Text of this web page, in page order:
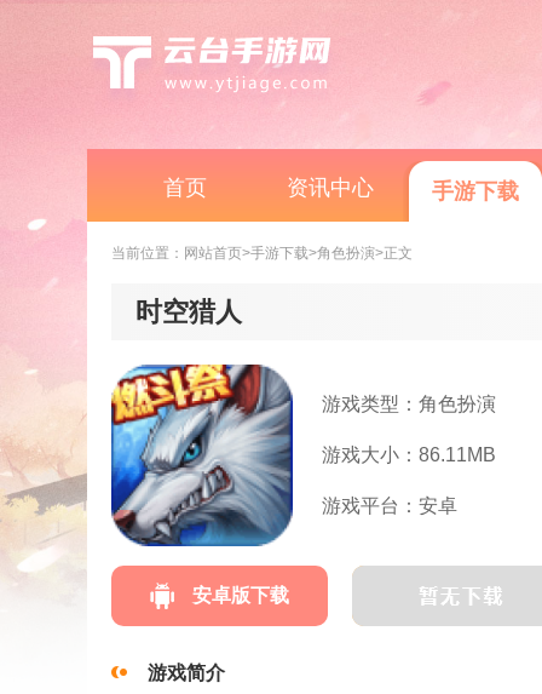
首页 资讯中心 手游下载
当前位置： 网站首页>手游下载>角色扮演>正文
时空猎人
游戏类型：角色扮演
游戏大小：86.11MB
游戏平台：安卓
安卓版下载
游戏简介